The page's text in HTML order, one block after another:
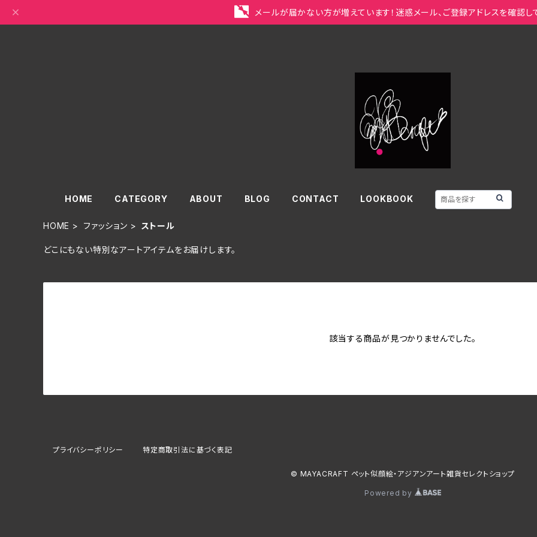
メールが届かない方が増えています！迷惑メール、ご登録アドレスを確認し
HOME CATEGORY ABOUT BLOG CONTACT LOOKBOOK
HOME ファッション ストール
どこにもない特別なアートアイテムをお届けします。
該当する商品が見つかりませんでした。
プライバシーポリシー 特定商取引法に基づく表記
© MAYACRAFT ペット似顔絵・アジアンアート雑貨セレクトショップ
Powered by